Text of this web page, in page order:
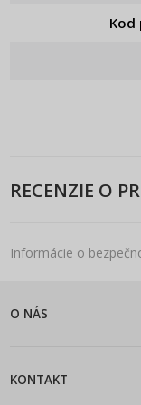
Kod
RECENZIE O
Informácie o
O NÁS
KONTAKT